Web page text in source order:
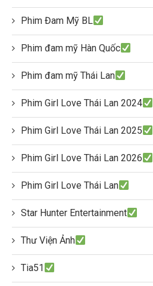
Phim Đam Mỹ BL
Phim đam mỹ Hàn Quốc
Phim đam mỹ Thái Lan
Phim Girl Love Thái Lan 2024
Phim Girl Love Thái Lan 2025
Phim Girl Love Thái Lan 2026
Phim Girl Love Thái Lan
Star Hunter Entertainment
Thư Viện Ảnh
Tia51